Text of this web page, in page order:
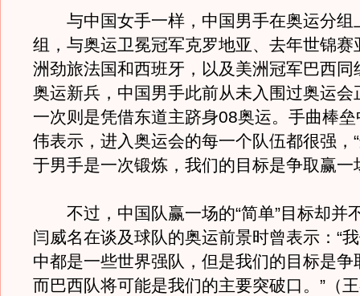
与中国女手一样，中国男手在奥运分组
组，与奥运卫冕冠军克罗地亚、去年世锦赛
洲劲旅法国和西班牙，以及美洲冠军巴西同
奥运新兵，中国男手此前从未入围过奥运会
一次则是凭借东道主跻身08奥运。手曲棒
伟表示，进入奥运会的每一个队伍都很强，
于男手是一次锻炼，我们的目标是争取赢一
不过，中国队赢一场的“简单”目标却并
闫威名在谈及球队的奥运前景时曾表示：“
中都是一些世界强队，但是我们的目标是争
而巴西队将可能是我们的主要突破口。”（